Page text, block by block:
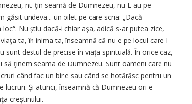
nu ţin seamă de Dumnezeu, nu-L au pe
undeva... un bilet pe care scria: „Dacă
Nu ştiu dacă-i chiar aşa, adică s-ar putea zice,
ta, în inima ta, înseamnă că nu e pe locul care I
sunt destul de precise în viaţa spirituală. În orice caz,
ţinem seama de Dumnezeu. Sunt oameni care nu
când fac un bine sau când se hotărăsc pentru un
lucruri. Şi atunci, înseamnă că Dumnezeu ori e
creştinului.